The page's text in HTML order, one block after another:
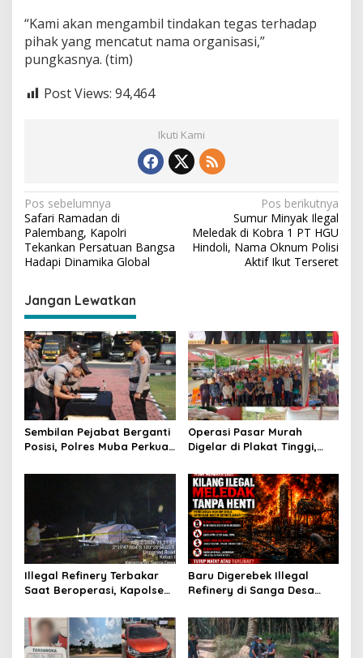
“Kami akan mengambil tindakan tegas terhadap
pihak yang mencatut nama organisasi,”
pungkasnya. (tim)
Post Views: 94,464
Ikuti Kami
N
a
v
i
g
a
s
i
p
o
s
Pos sebelumnya
Safari Ramadan di
Palembang, Kapolri
Tekankan Persatuan Bangsa
Hadapi Dinamika Global
Pos berikutnya
Sumur Minyak Ilegal
Meledak di Kobra 1 PT HGU
Hindoli, Nama Oknum Polisi
Aktif Ikut Terseret
Jangan Lewatkan
Sembilan Pejabat Berganti
Posisi, Polres Muba Perkuat
Presisi
Operasi Pasar Murah
Digelar di Plakat Tinggi,
Subsidi untuk Ringankan
Beban Warga
Illegal Refinery Terbakar
Saat Beroperasi, Kapolsek
Penindakan dan
Pencegahan Terus
Dilakukan
Baru Digerebek Illegal
Refinery di Sanga Desa
Hukum Dipertanyakan